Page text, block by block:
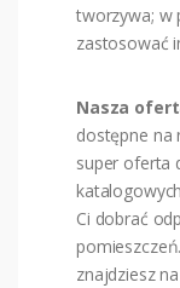
tworzywa; w
zastosować
Nasza
dostępne na
super oferta
Ci dobrać
znajdziesz